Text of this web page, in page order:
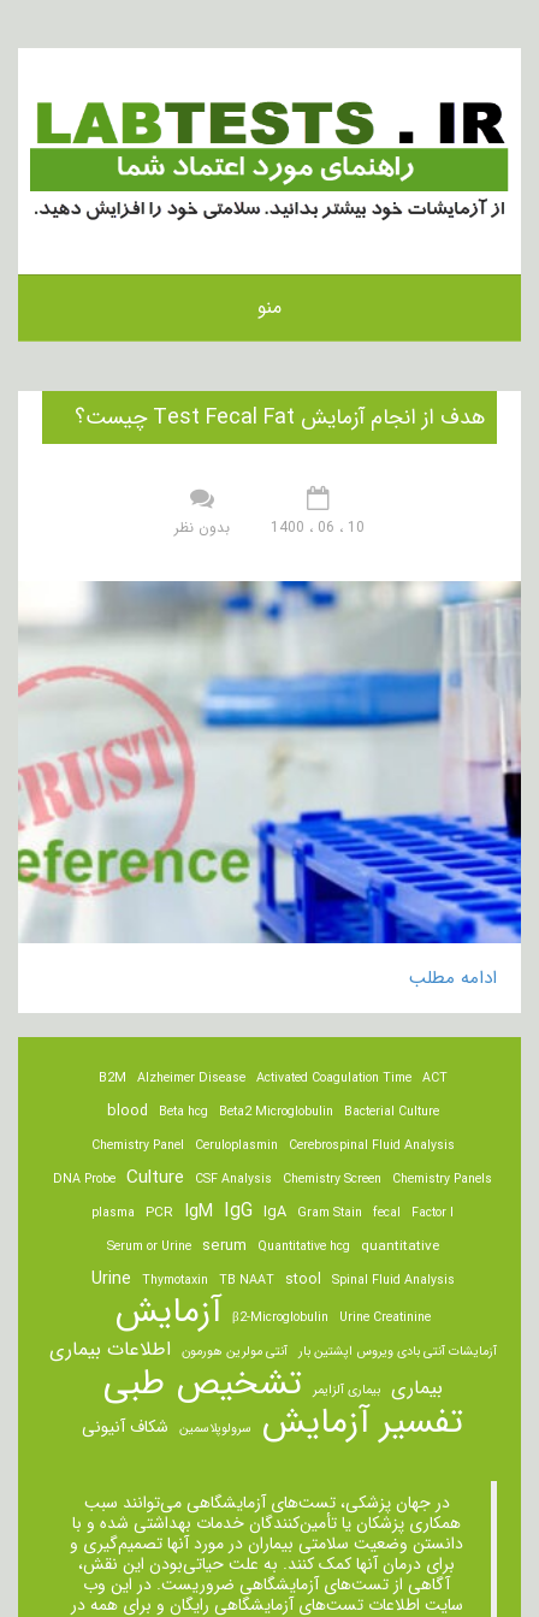
منو
هدف از انجام آزمایش Test Fecal Fat چیست؟
10 ، 06 ، 1400 بدون نظر
ادامه مطلب
ACT
Activated Coagulation Time
Alzheimer Disease
B2M
Bacterial Culture
Beta2 Microglobulin
Beta hcg
blood
Cerebrospinal Fluid Analysis
Ceruloplasmin
Chemistry Panel
Chemistry Panels
Chemistry Screen
CSF Analysis
Culture
DNA Probe
Factor I
fecal
Gram Stain
IgA
IgG
IgM
PCR
plasma
quantitative
Quantitative hcg
serum
Serum or Urine
Spinal Fluid Analysis
stool
TB NAAT
Thymotaxin
Urine
Urine Creatinine
β2-Microglobulin آزمایش
آزمایشات آنتی بادی ویروس اپشتین بار آنتی مولرین هورمون اطلاعات بیماری
بیماری بیماری آلزایمر تشخیص طبی
تفسیر آزمایش سرولوپلاسمین شکاف آنیونی
در جهان پزشکی، تست‌های آزمایشگاهی می‌توانند سبب
همکاری پزشکان یا تأمین‌کنندگان خدمات بهداشتی شده و با
دانستن وضعیت سلامتی بیماران در مورد آنها تصمیم‌گیری و
برای درمان ‌آنها کمک کنند. به علت حیاتی‌بودن این نقش،
آگاهی از تست‌های آزمایشگاهی ضروریست. در این وب
سایت اطلاعات تست‌های آزمایشگاهی رایگان و برای همه در